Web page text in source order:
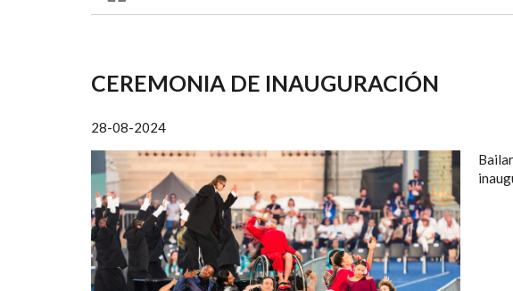
SOBRESCRIBIR
DE
AYUDA
A
LA
NAVEGACIÓN
CEREMONIA DE INAUGURACIÓN
28-08-2024